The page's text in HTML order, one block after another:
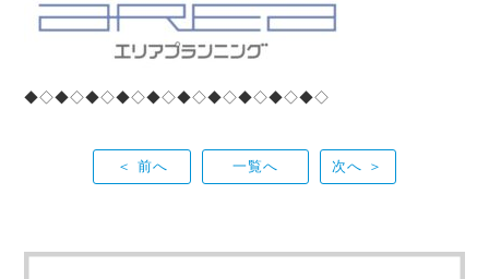
◆◇◆◇◆◇◆◇◆◇◆◇◆◇◆◇◆◇◆◇
＜ 前へ 一覧へ 次へ ＞